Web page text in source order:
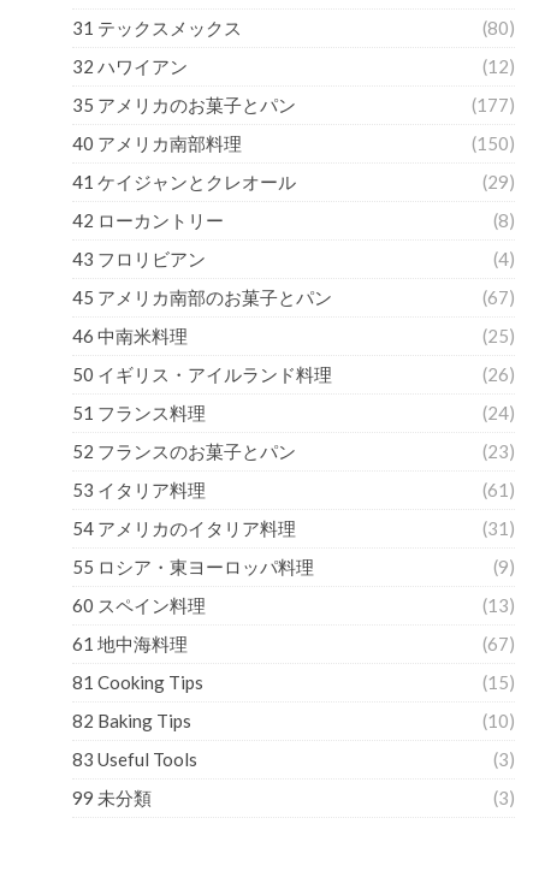
31 テックスメックス
(80)
32 ハワイアン
(12)
35 アメリカのお菓子とパン
(177)
40 アメリカ南部料理
(150)
41 ケイジャンとクレオール
(29)
42 ローカントリー
(8)
43 フロリビアン
(4)
45 アメリカ南部のお菓子とパン
(67)
46 中南米料理
(25)
50 イギリス・アイルランド料理
(26)
51 フランス料理
(24)
52 フランスのお菓子とパン
(23)
53 イタリア料理
(61)
54 アメリカのイタリア料理
(31)
55 ロシア・東ヨーロッパ料理
(9)
60 スペイン料理
(13)
61 地中海料理
(67)
81 Cooking Tips
(15)
82 Baking Tips
(10)
83 Useful Tools
(3)
99 未分類
(3)